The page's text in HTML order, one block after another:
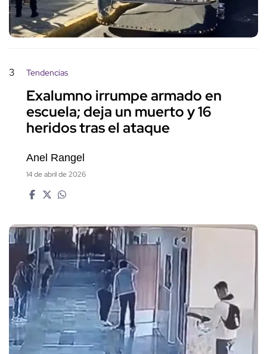
3 Tendencias
Exalumno irrumpe armado en
escuela; deja un muerto y 16
heridos tras el ataque
Anel Rangel
14 de abril de 2026